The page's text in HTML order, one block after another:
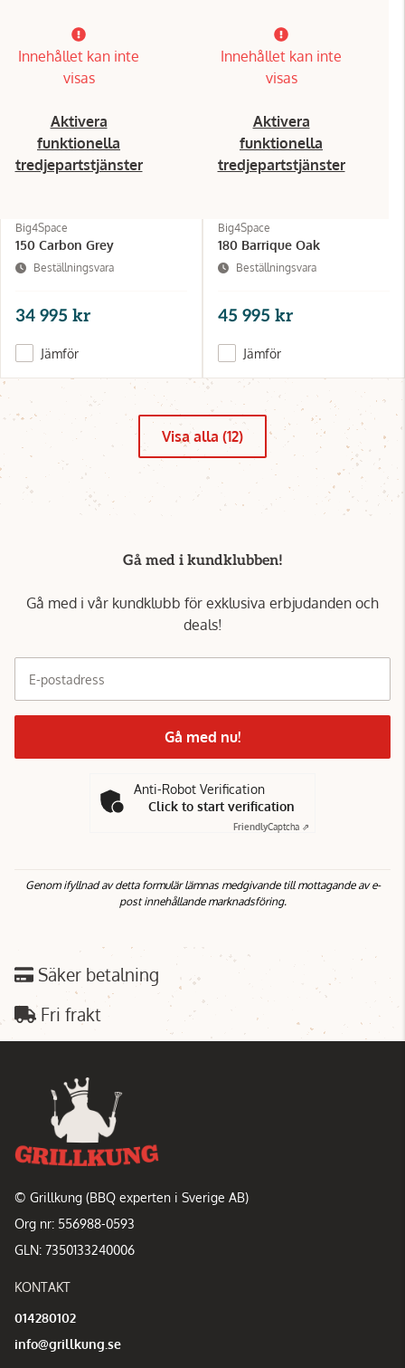
Innehållet kan inte
visas
Aktivera
funktionella
tredjepartstjänster
Big4Space
150 Carbon Grey
Beställningsvara
34 995 kr
Jämför
Innehållet kan inte
visas
Aktivera
funktionella
tredjepartstjänster
Big4Space
180 Barrique Oak
Beställningsvara
45 995 kr
Jämför
Visa alla (12)
Gå med i kundklubben!
Gå med i vår kundklubb för exklusiva erbjudanden och
deals!
E-postadress
Gå med nu!
Anti-Robot Verification
Click to start verification
FriendlyCaptcha ⇗
Genom ifyllnad av detta formulär lämnas medgivande till mottagande av e-
post innehållande marknadsföring.
Säker betalning
Fri frakt
© Grillkung (BBQ experten i Sverige AB)
Org nr: 556988-0593
GLN: 7350133240006
KONTAKT
014280102
info@grillkung.se